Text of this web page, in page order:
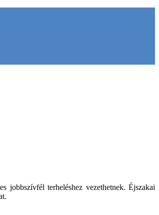
jobbszívfél terheléshez vezethetnek. Éjszakai